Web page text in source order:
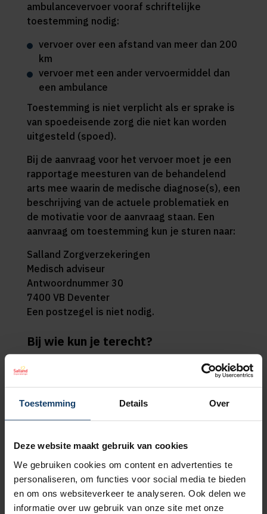
Toestemming Details Over
Deze website maakt gebruik van cookies
We gebruiken cookies om content en advertenties te
personaliseren, om functies voor social media te bieden
en om ons websiteverkeer te analyseren. Ook delen we
informatie over uw gebruik van onze site met onze
ambulancevervoer vooraf schriftelijke
toestemming nodig:
vervoer over een afstand van meer dan 200
km
vervoer met een ander vervoermiddel dan
een ambulance
Toestemming is niet verplicht als er sprake is
van spoedeisende zorg die niet kan worden
uitgesteld (spoed).
Bij de aanvraag voor het vervoer moet je een
rapportage meesturen van de behandelend
arts mee waarin de medische diagnose(s), een
beschrijving van de actuele problematiek en
de motivatie voor de aanvraag staan. Een
aanvraag om toestemming kun je sturen naar:
Salland Zorgverzekeringen
Medisch adviseur
Antwoordnummer 30
7400 VB Deventer
Een postzegel is niet nodig.
Bij wie kun je terecht?
Een ambulancevervoerder met een erkende
vergunning mag de zorg verlenen. Is het
kilometer of ga je met een ander
vervoermiddel dan een ambulance? Je hebt
nodig.